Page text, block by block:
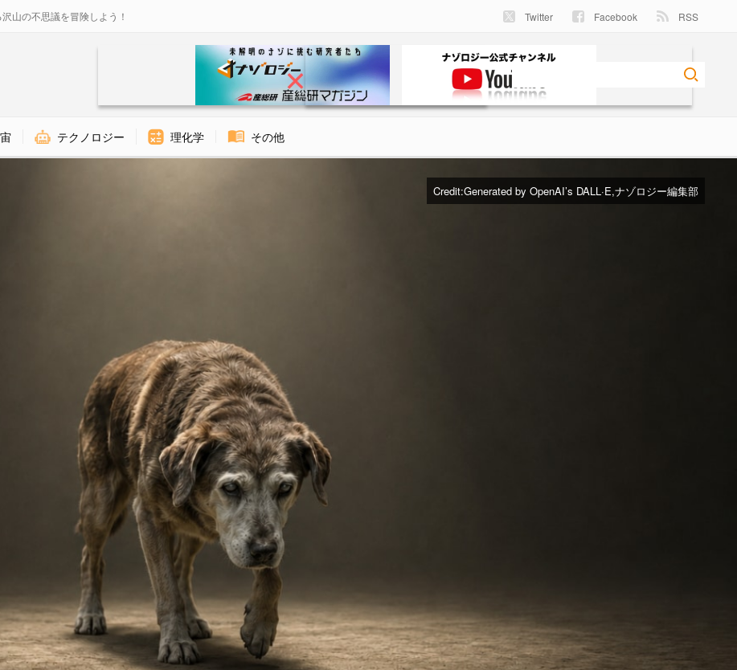
山の不思議を冒険しよう！ Twitter Facebook RSS
テクノロジー 理化学 その他
Credit:Generated by OpenAI’s DALL·E,ナゾロジー編集部